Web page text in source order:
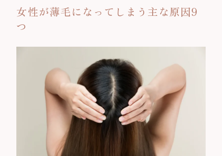
女性が薄毛になってしまう主な原因9
つ